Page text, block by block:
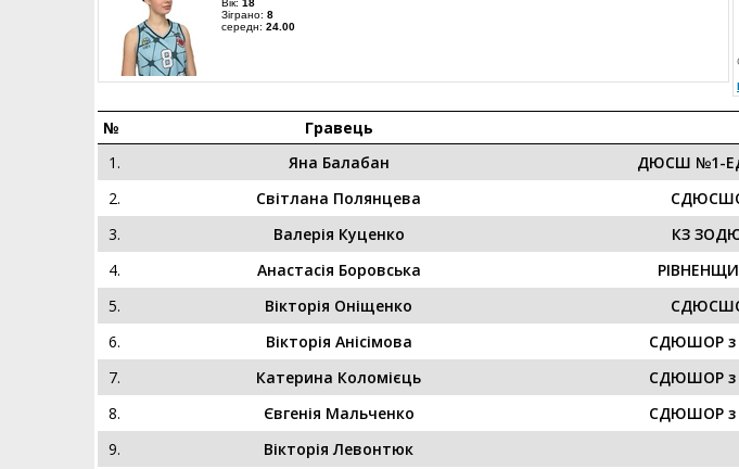
Вік: 18
Зіграно: 8
середн: 24.00
№ Гравець
1.
Яна Балабан ДЮСШ №1-
2.
Світлана Полянцева
3.
Валерія Куценко КЗ
4.
Анастасія Боровська
5.
Вікторія Оніщенко
6.
Вікторія Анісімова СДЮШОР з
7.
Катерина Коломієць СДЮШОР з
8.
Євгенія Мальченко СДЮШОР з
9.
Вікторія Левонтюк